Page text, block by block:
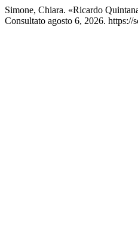
Simone, Chiara. «Ricardo
Consultato agosto 6, 2026.